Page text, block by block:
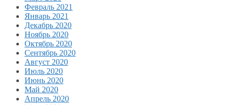
Февраль 2021
Январь 2021
Декабрь 2020
Ноябрь 2020
Октябрь 2020
Сентябрь 2020
Август 2020
Июль 2020
Июнь 2020
Май 2020
Апрель 2020